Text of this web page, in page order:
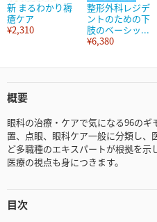
新 まるわかり褥
瘡ケア
¥2,310
整形外科レジデ
ントのための下
肢のベーシッ...
¥6,380
概要
眼科の治療・ケアで気になる96の
置、点眼、眼科ケア一般に分類し、
ど多職種のエキスパートが根拠を
医療の視点も身につきます。
目次